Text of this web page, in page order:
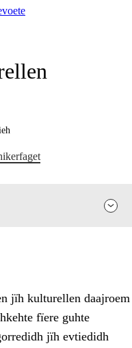
jïh kulturellen daajroem
fïere guhte
jïh evtiedidh